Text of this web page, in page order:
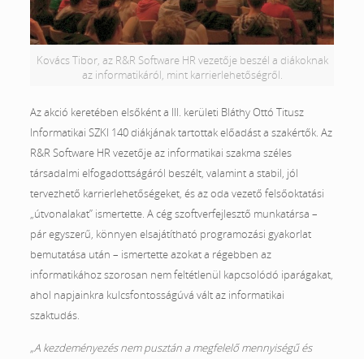
Kovács Tibor, az R&R Software HR vezetője beszél a diákoknak
az informatikáról, mint karrierlehetőségről.
Az akció keretében elsőként a III. kerületi Bláthy Ottó Titusz
Informatikai SZKI 140 diákjának tartottak előadást a szakértők. Az
R&R Software HR vezetője az informatikai szakma széles
társadalmi elfogadottságáról beszélt, valamint a stabil, jól
tervezhető karrierlehetőségeket, és az oda vezető felsőoktatási
„útvonalakat” ismertette. A cég szoftverfejlesztő munkatársa –
pár egyszerű, könnyen elsajátítható programozási gyakorlat
bemutatása után – ismertette azokat a régebben az
informatikához szorosan nem feltétlenül kapcsolódó iparágakat,
ahol napjainkra kulcsfontosságúvá vált az informatikai
szaktudás.
„A kezdeményezés nem pusztán a megfelelő mennyiségű és